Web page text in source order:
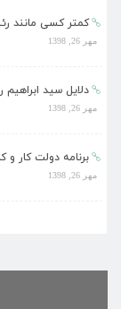
کمتر کسی مانند
مهر 26, 1398
دلایل سید
مهر 26, 1398
برنامه دولت کار و
مهر 26, 1398